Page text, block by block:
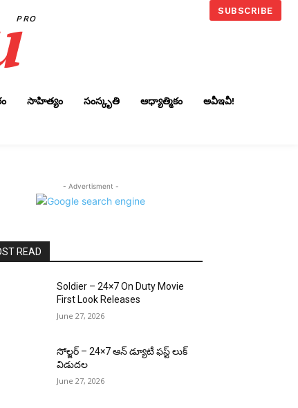
PRO
SUBSCRIBE
సాహిత్యం సంస్కృతి ఆధ్యాత్మికం అవీఇవీ!
- Advertisment -
READ
Soldier – 24×7 On Duty Movie
First Look Releases
June 27, 2026
సోల్జర్ – 24×7 ఆన్ డ్యూటీ ఫస్ట్ లుక్
విడుదల
June 27, 2026